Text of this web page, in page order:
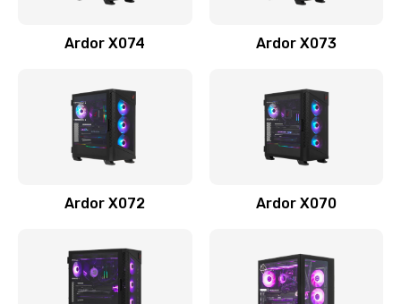
Ardor X074 Ardor X073
Ardor X072 Ardor X070